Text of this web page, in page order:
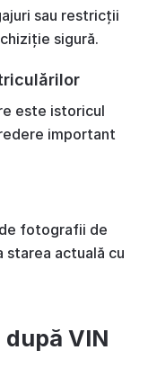
sau restricții
sigură.
este istoricul
important
fotografii de
actuală cu
VIN